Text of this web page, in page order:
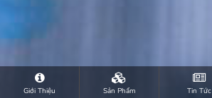
Giới Thiệu Sản Phẩm Tin Tức